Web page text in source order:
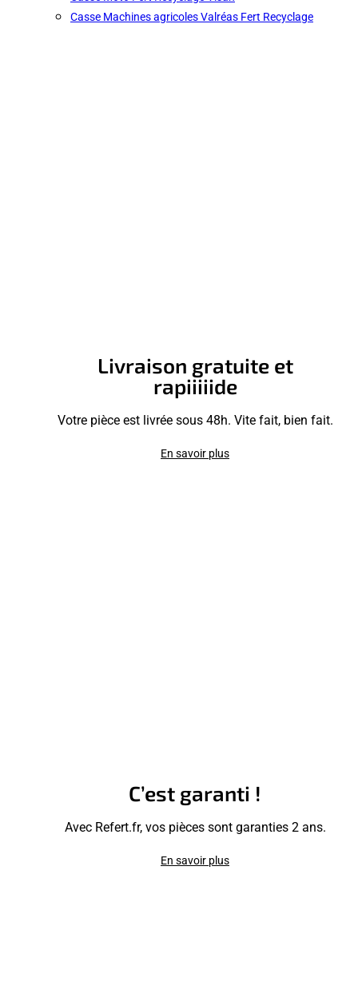
Casse Machines agricoles Valréas Fert Recyclage
Livraison gratuite et
rapiiiiide
Votre pièce est livrée sous 48h. Vite fait, bien fait.
En savoir plus
C’est garanti !
Avec Refert.fr, vos pièces sont garanties 2 ans.
En savoir plus